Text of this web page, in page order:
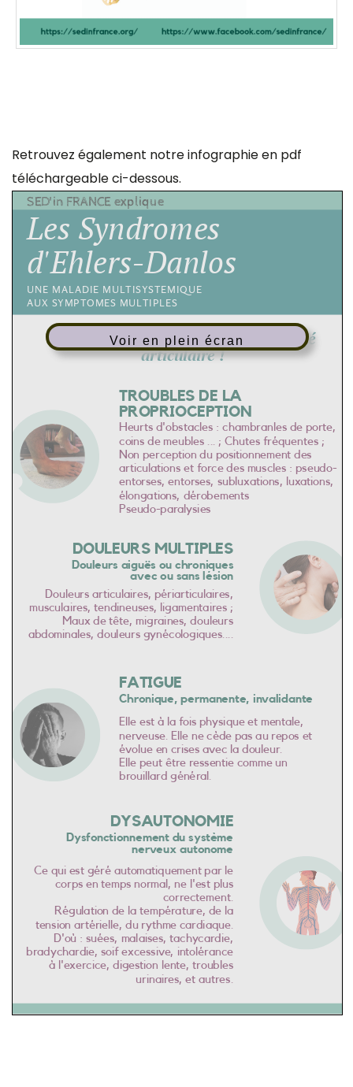
Retrouvez également notre infographie en pdf
téléchargeable ci-dessous.
Voir en plein écran